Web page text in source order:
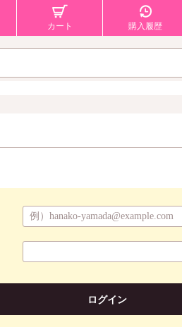
カート 購入履歴
ログイン